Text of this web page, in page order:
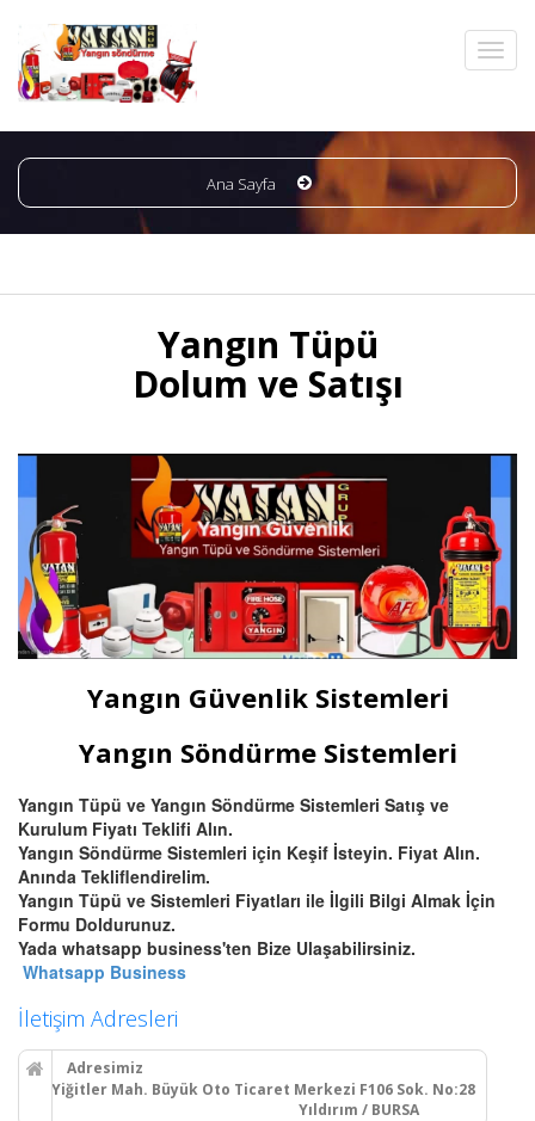
Ana Sayfa
Yangın Tüpü
Dolum ve Satışı
Yangın Güvenlik Sistemleri
Yangın Söndürme Sistemleri
Yangın Tüpü ve Yangın Söndürme Sistemleri Satış ve
Kurulum Fiyatı Teklifi Alın.
Yangın Söndürme Sistemleri için Keşif İsteyin. Fiyat Alın.
Anında Tekliflendirelim.
Yangın Tüpü ve Sistemleri Fiyatları ile İlgili Bilgi Almak İçin
Formu Doldurunuz.
Yada whatsapp business'ten Bize Ulaşabilirsiniz.
Whatsapp Business
İletişim Adresleri
Adresimiz
Yiğitler Mah. Büyük Oto Ticaret Merkezi F106 Sok. No:28
Yıldırım / BURSA